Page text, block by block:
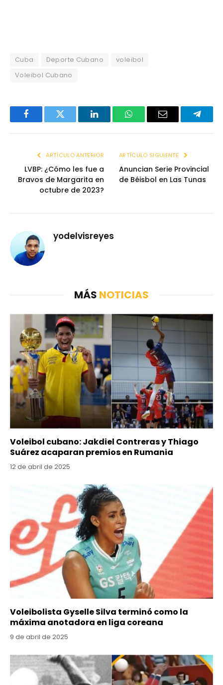
Cuba Deporte Cubano
voleibol
Voleibol Cubano
FacebookTwitter LinkedInWhatsAppEmail
ARTÍCULO ANTERIOR
LVBP: ¿Cómo les fue a
Bravos de Margarita en
octubre de 2023?
ARTÍCULO SIGUIENTE
Anuncian Serie Provincial
de Béisbol en Las Tunas
yodelvisreyes
MÁS NOTICIAS
Voleibol cubano: Jakdiel Contreras y Thiago
Suárez acaparan premios en Rumania
12 de abril de 2025
Voleibolista Gyselle Silva terminó como la
máxima anotadora en liga coreana
9 de abril de 2025